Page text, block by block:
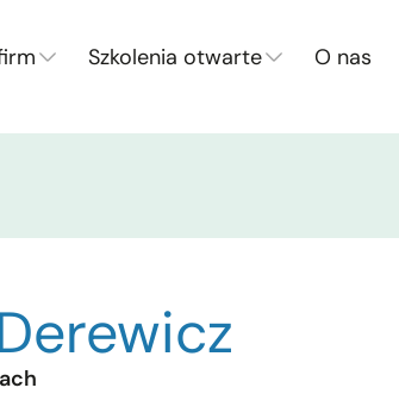
Szkolenia otwarte O nas